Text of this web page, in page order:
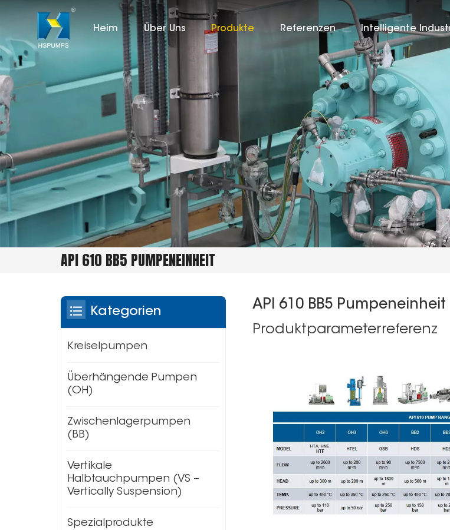
Heim Über Uns Produkte Referenzen Intelligente
API 610 BB5 PUMPENEINHEIT
API 610 BB5 Pumpeneinheit
Produktparameterreferenz
Kategorien
Kreiselpumpen
Überhängende Pumpen
(OH)
Zwischenlagerpumpen
(BB)
Vertikale
Halbtauchpumpen (VS –
Vertically Suspension)
Spezialprodukte